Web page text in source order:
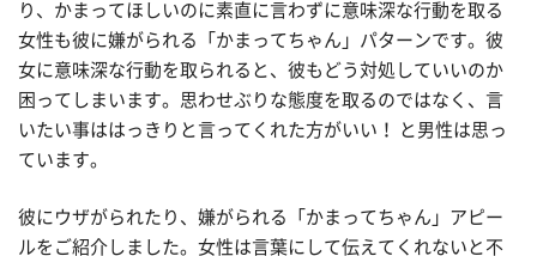
り、かまってほしいのに素直に言わずに意味深な行動を取る
女性も彼に嫌がられる「かまってちゃん」パターンです。彼
女に意味深な行動を取られると、彼もどう対処していいのか
困ってしまいます。思わせぶりな態度を取るのではなく、言
いたい事ははっきりと言ってくれた方がいい！ と男性は思っ
ています。
彼にウザがられたり、嫌がられる「かまってちゃん」アピー
ルをご紹介しました。女性は言葉にして伝えてくれないと不